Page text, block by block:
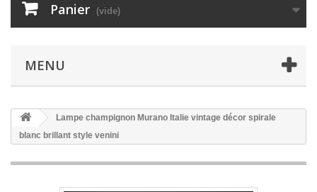
Panier (vide)
MENU
Lampe champignon Murano Italie vintage décor spirale
blanc brillant style venini